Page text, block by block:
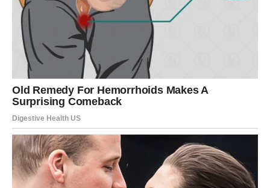
Za Blizance, poruka je jasna:ne rasipajte se – fokusirajte
se na ono što ima budućnost
OVAN – RASEJANA ENERGIJA I
POTREBA ZA SVESNIM
USPORAVANJEM
Za Ovna, naredni dani donose drugačiji izazov. Energije